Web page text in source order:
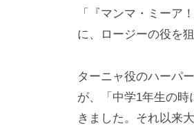
「『マンマ・ミーア
に、ロージーの役を
ターニャ役のハーパ
が、「中学1年生の
きました。それ以来